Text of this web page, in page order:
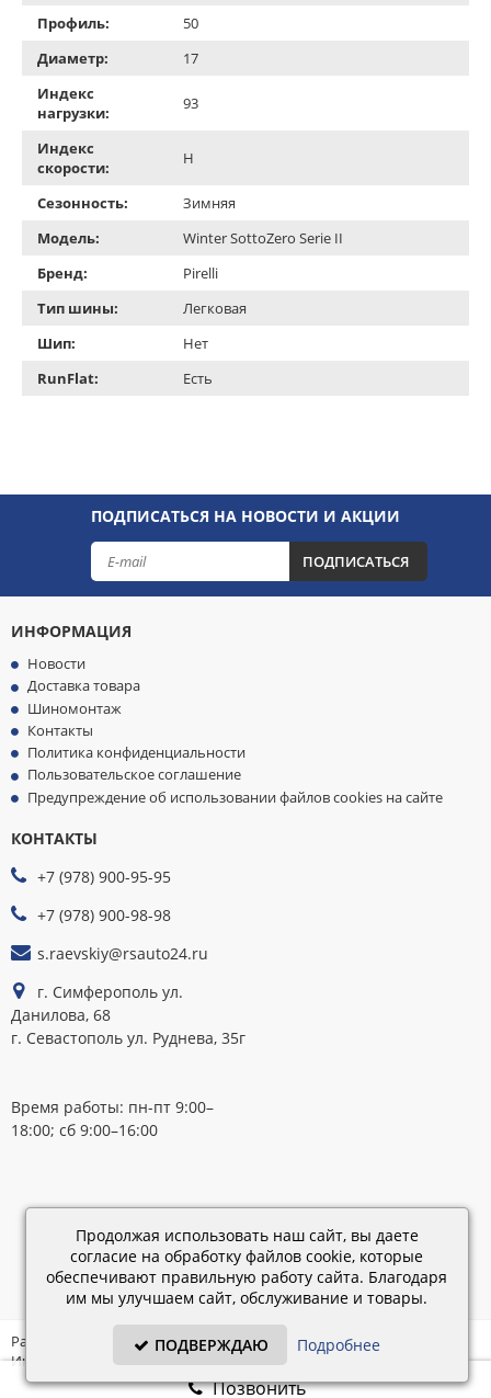
Профиль:
50
Диаметр:
17
Индекс
нагрузки:
93
Индекс
скорости:
H
Сезонность:
Зимняя
Модель:
Winter SottoZero Serie II
Бренд:
Pirelli
Тип шины:
Легковая
Шип:
Нет
RunFlat:
Есть
ПОДПИСАТЬСЯ НА НОВОСТИ И АКЦИИ
ПОДПИСАТЬСЯ
ИНФОРМАЦИЯ
Новости
Доставка товара
Шиномонтаж
Контакты
Политика конфиденциальности
Пользовательское соглашение
Предупреждение об использовании файлов cookies на сайте
КОНТАКТЫ
+7 (978) 900-95-95
+7 (978) 900-98-98
s.raevskiy@rsauto24.ru
г. Симферополь ул.
Данилова, 68
г. Севастополь ул. Руднева, 35г
Время работы: пн-пт 9:00–
18:00; сб 9:00–16:00
Каталог
28.02.2019
15:45
Разработка: «IT - Консультант» ©
Интернет-магазин на платформе «Электронный заказ» ©
Продолжая использовать наш сайт, вы даете
согласие на обработку файлов cookie, которые
обеспечивают правильную работу сайта. Благодаря
им мы улучшаем сайт, обслуживание и товары.
ПОДВЕРЖДАЮ Подробнее
Позвонить